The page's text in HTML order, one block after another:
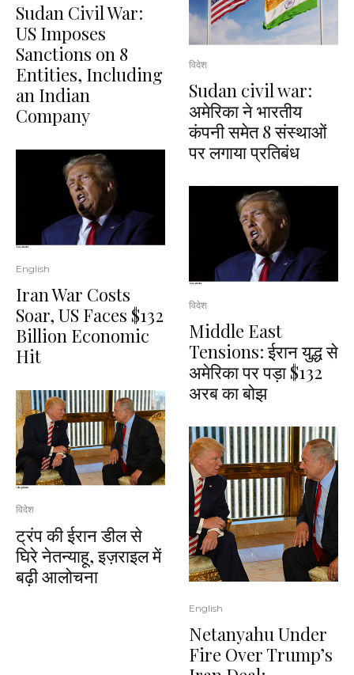
Sudan Civil War:
US Imposes
Sanctions on 8
Entities, Including
an Indian
Company
English
Iran War Costs
Soar, US Faces $132
Billion Economic
Hit
विदेश
ट्रंप की ईरान डील से
घिरे नेतन्याहू, इज़राइल में
बढ़ी आलोचना
विदेश
Sudan civil war:
अमेरिका ने भारतीय
कंपनी समेत 8 संस्थाओं
पर लगाया प्रतिबंध
विदेश
Middle East
Tensions: ईरान युद्ध से
अमेरिका पर पड़ा $132
अरब का बोझ
English
Netanyahu Under
Fire Over Trump’s